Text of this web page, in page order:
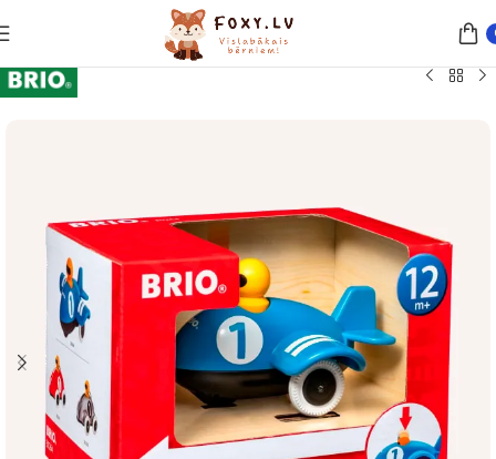
Sākums Automašīnas un transportlīdzekļi